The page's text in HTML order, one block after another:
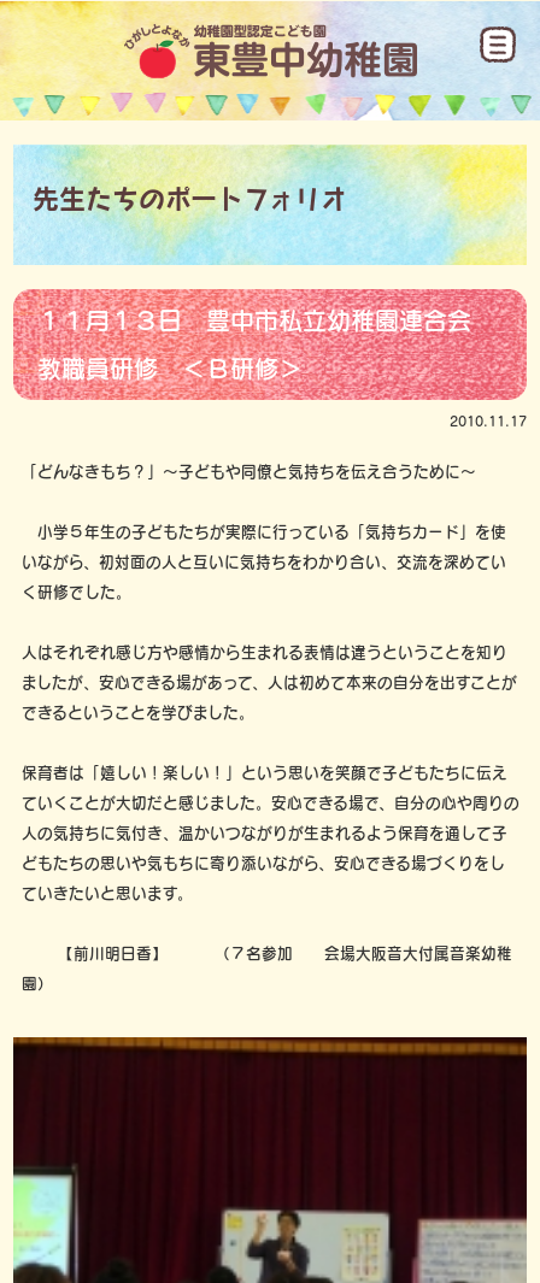
先生たちのポートフォリオ
１１月１３日 豊中市私立幼稚園連合会
教職員研修 ＜Ｂ研修＞
2010.11.17
「どんなきもち？」～子どもや同僚と気持ちを伝え合うために～
小学５年生の子どもたちが実際に行っている「気持ちカード」を使
いながら、初対面の人と互いに気持ちをわかり合い、交流を深めてい
く研修でした。
人はそれぞれ感じ方や感情から生まれる表情は違うということを知り
ましたが、安心できる場があって、人は初めて本来の自分を出すことが
できるということを学びました。
保育者は「嬉しい！楽しい！」という思いを笑顔で子どもたちに伝え
ていくことが大切だと感じました。安心できる場で、自分の心や周りの
人の気持ちに気付き、温かいつながりが生まれるよう保育を通して子
どもたちの思いや気もちに寄り添いながら、安心できる場づくりをし
ていきたいと思います。
【前川明日香】 （７名参加 会場大阪音大付属音楽幼稚
園）